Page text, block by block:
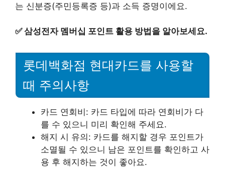
는 신분증(주민등록증 등)과 소득 증명이에요.
✅삼성전자 멤버십 포인트 활용 방법을 알아보세요.
롯데백화점 현대카드를 사용할
때 주의사항
카드 연회비: 카드 타입에 따라 연회비가 다
를 수 있으니 미리 확인해 주세요.
해지 시 유의: 카드를 해지할 경우 포인트가
소멸될 수 있으니 남은 포인트를 확인하고 사
용 후 해지하는 것이 좋아요.